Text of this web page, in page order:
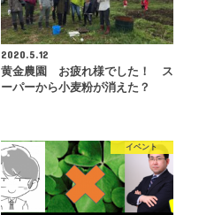
2020.5.12
黄金農園 お疲れ様でした！ ス
ーパーから小麦粉が消えた？
イベント